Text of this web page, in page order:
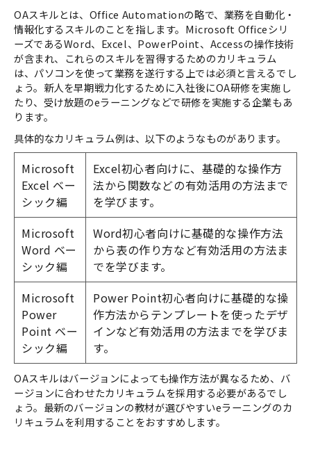
OAスキルとは、Office Automationの略で、業務を自動化・
情報化するスキルのことを指します。Microsoft Officeシリ
ーズであるWord、Excel、PowerPoint、Accessの操作技術
が含まれ、これらのスキルを習得するためのカリキュラム
は、パソコンを使って業務を遂行する上では必須と言えるでし
ょう。新人を早期戦力化するために入社後にOA研修を実施し
たり、受け放題のeラーニングなどで研修を実施する企業もあ
ります。
具体的なカリキュラム例は、以下のようなものがあります。
Microsoft
Excel ベー
シック編
Excel初心者向けに、基礎的な操作方
法から関数などの有効活用の方法まで
を学びます。
Microsoft
Word ベー
シック編
Word初心者向けに基礎的な操作方法
から表の作り方など有効活用の方法ま
でを学びます。
Microsoft
Power
Point ベー
シック編
Power Point初心者向けに基礎的な操
作方法からテンプレートを使ったデザ
インなど有効活用の方法までを学びま
す。
OAスキルはバージョンによっても操作方法が異なるため、バ
ージョンに合わせたカリキュラムを採用する必要があるでし
ょう。最新のバージョンの教材が選びやすいeラーニングのカ
リキュラムを利用することをおすすめします。